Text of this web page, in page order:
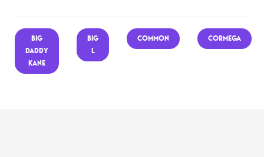
BIG
DADDY
KANE
BIG
L
COMMON CORMEGA